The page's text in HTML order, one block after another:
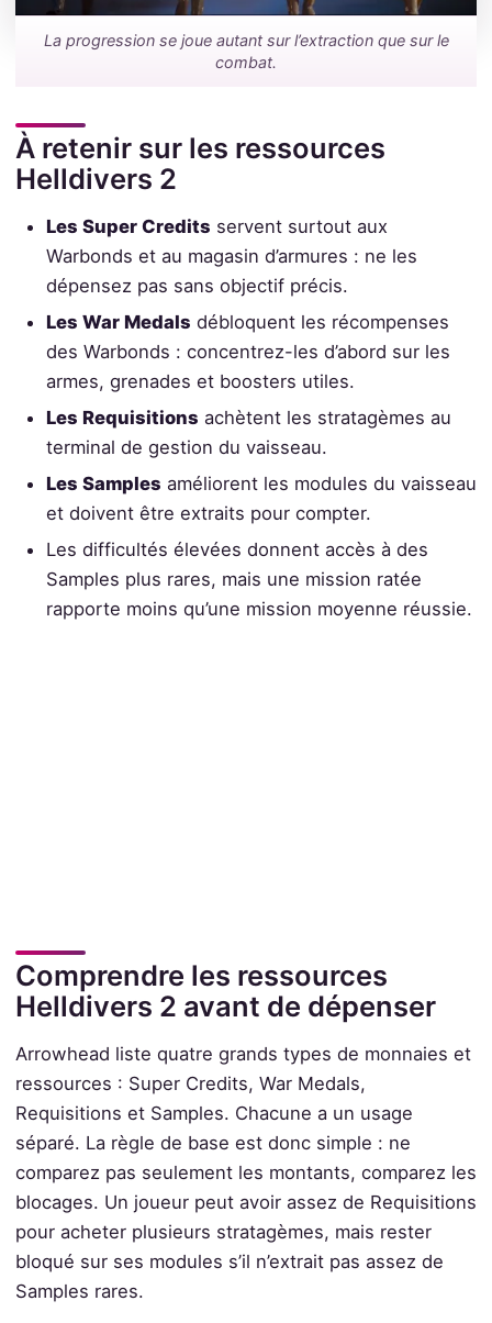
La progression se joue autant sur l’extraction que sur le
combat.
À retenir sur les ressources
Helldivers 2
Les Super Credits servent surtout aux
Warbonds et au magasin d’armures : ne les
dépensez pas sans objectif précis.
Les War Medals débloquent les récompenses
des Warbonds : concentrez-les d’abord sur les
armes, grenades et boosters utiles.
Les Requisitions achètent les stratagèmes au
terminal de gestion du vaisseau.
Les Samples améliorent les modules du vaisseau
et doivent être extraits pour compter.
Les difficultés élevées donnent accès à des
Samples plus rares, mais une mission ratée
rapporte moins qu’une mission moyenne réussie.
Comprendre les ressources
Helldivers 2 avant de dépenser
Arrowhead liste quatre grands types de monnaies et
ressources : Super Credits, War Medals,
Requisitions et Samples. Chacune a un usage
séparé. La règle de base est donc simple : ne
comparez pas seulement les montants, comparez les
blocages. Un joueur peut avoir assez de Requisitions
pour acheter plusieurs stratagèmes, mais rester
bloqué sur ses modules s’il n’extrait pas assez de
Samples rares.